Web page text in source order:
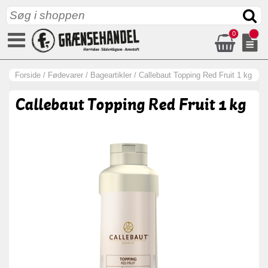
0
Forside / Fødevarer / Bageartikler / Callebaut Topping Red Fruit 1 kg
Callebaut Topping Red Fruit 1 kg